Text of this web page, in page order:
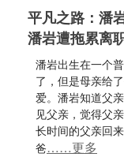
平凡之路：潘
潘岩遭拖累离
潘岩出生在一个
了，但是母亲给
爱。潘岩知道父
见父亲，觉得父
长时间的父亲回
爸……更多